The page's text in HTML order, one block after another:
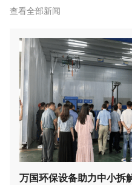
查看全部新闻
万国环保设备助力中小拆